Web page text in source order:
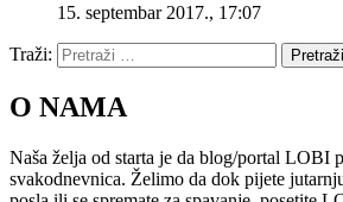
15. septembar 2017., 17:07
Traži: Pretraži
O NAMA
Naša želja od starta je da blog/portal LOBI
svakodnevnica. Želimo da dok pijete